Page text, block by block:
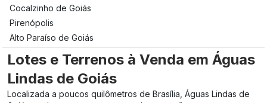
Cocalzinho de Goiás
Pirenópolis
Alto Paraíso de Goiás
Lotes e Terrenos à Venda em Águas
Lindas de Goiás
Localizada a poucos quilômetros de Brasília, Águas Lindas de